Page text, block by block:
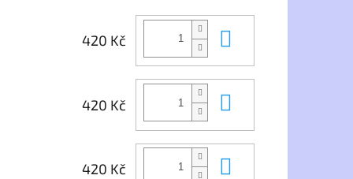
běžné nošení.
420 Kč
420 Kč
420 Kč